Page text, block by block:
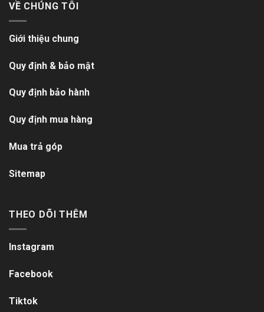
VỀ CHÚNG TÔI
Giới thiệu chung
Quy định & bảo mật
Quy định bảo hành
Quy định mua hàng
Mua trả góp
Sitemap
THEO DÕI THÊM
Instagram
Facebook
Tiktok